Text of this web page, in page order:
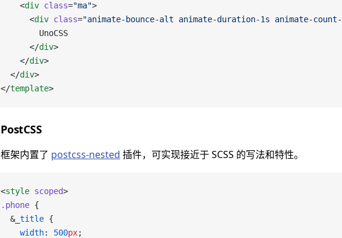
    <
div class="ma">
      <
div class="animate-bounce-alt animate-duration-1s animate-
        UnoCSS
      </
div>
    </
div>
  </
div>
</template>
PostCSS
框架内置了 postcss-nested 插件，可实现接近于 SCSS 的写法和特性。
<style scoped>
.phone {
  &_
title {
    width
: 500px;